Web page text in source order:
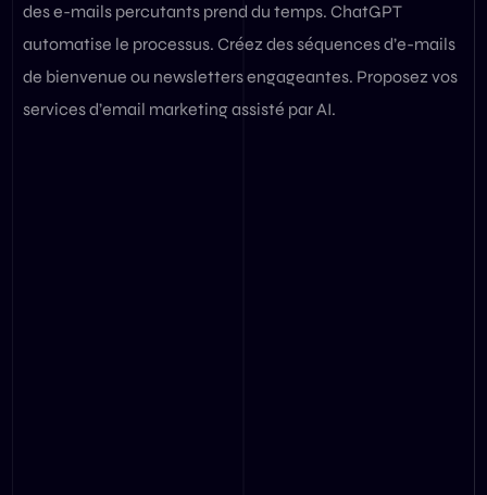
des e-mails percutants prend du temps. ChatGPT
automatise le processus. Créez des séquences d’e-mails
de bienvenue ou newsletters engageantes. Proposez vos
services d’email marketing assisté par AI.